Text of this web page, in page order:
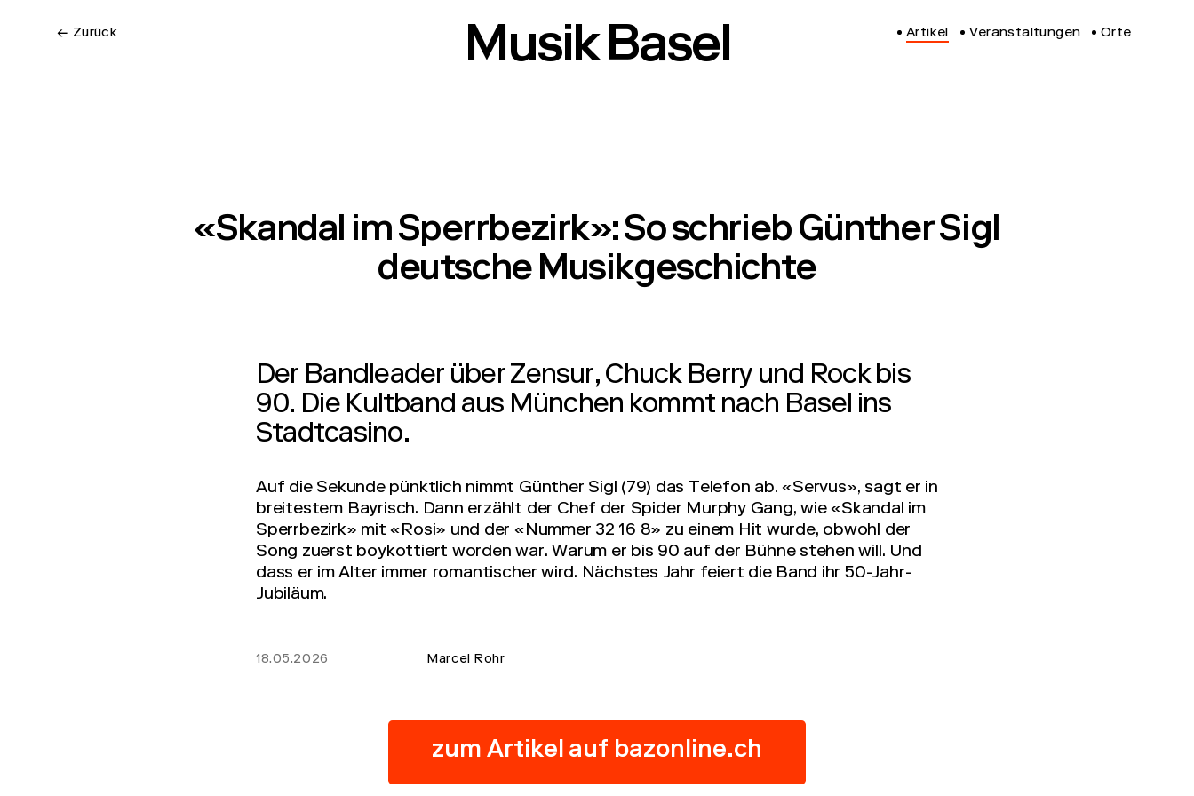
Musik Basel Artikel Veranstaltungen Orte
← Zurück
«Skandal im Sperrbezirk»: So schrieb Günther Sigl
deutsche Musikgeschichte
Der Bandleader über Zensur, Chuck Berry und Rock bis
90. Die Kultband aus München kommt nach Basel ins
Stadtcasino.
Auf die Sekunde pünktlich nimmt Günther Sigl (79) das Telefon ab. «Servus», sagt er in
breitestem Bayrisch. Dann erzählt der Chef der Spider Murphy Gang, wie «Skandal im
Sperrbezirk» mit «Rosi» und der «Nummer 32 16 8» zu einem Hit wurde, obwohl der
Song zuerst boykottiert worden war. Warum er bis 90 auf der Bühne stehen will. Und
dass er im Alter immer romantischer wird. Nächstes Jahr feiert die Band ihr 50-Jahr-
Jubiläum.
18.05.2026 Marcel Rohr
zum Artikel auf bazonline.ch